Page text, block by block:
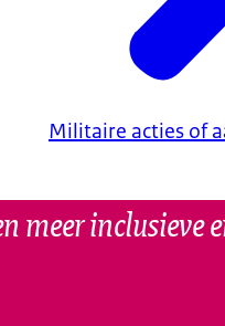
Militaire acties of
meer inclusieve